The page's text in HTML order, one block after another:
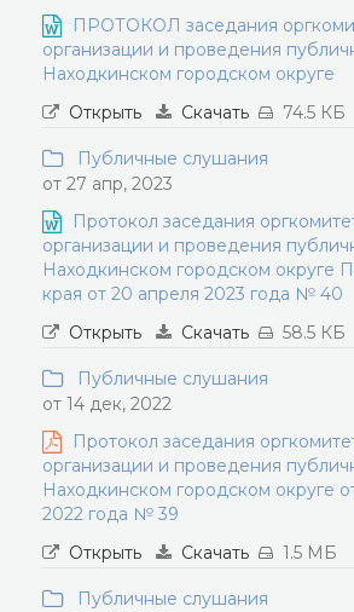
ПРОТОКОЛ заседания
организации и проведения
Находкинском городском округе
Открыть
Скачать 74.5 КБ
Публичные слушания
от 27 апр, 2023
Протокол заседания
организации и проведения
Находкинском городском округе
края от 20 апреля 2023 года № 40
Открыть
Скачать 58.5 КБ
Публичные слушания
от 14 дек, 2022
Протокол заседания
организации и проведения
Находкинском городском округе
2022 года № 39
Открыть
Скачать 1.5 МБ
Публичные слушания